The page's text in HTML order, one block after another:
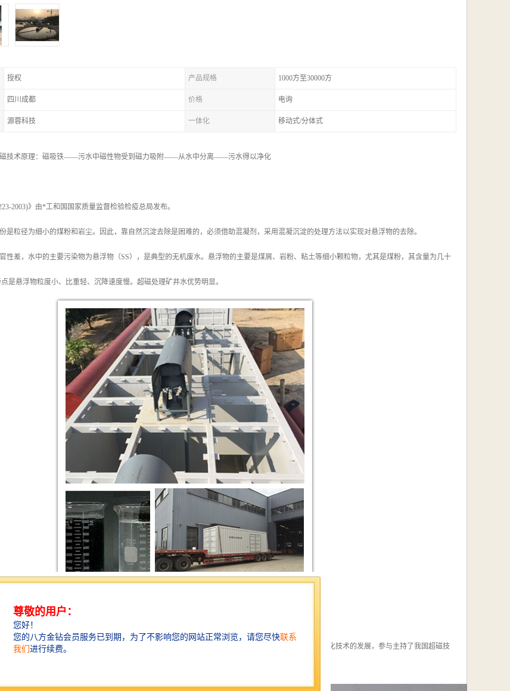
授权 产品规格 1000方至30000方
四川成都 价格 电询
源蓉科技 一体化 移动式/分体式
磁技术原理：磁吸铁——污水中磁性物受到磁力吸附——从水中分离——污水得以净化
2003)》由*工和国国家质量监督检验检疫总局发布。
是粒径为细小的煤粉和岩尘。因此，靠自然沉淀去除是困难的，必须借助混凝剂，采用混凝沉淀的处理方法以实现对悬浮物的去除。
性差，水中的主要污染物为悬浮物（SS），是典型的无机废水。悬浮物的主要是煤屑、岩粉、粘土等细小颗粒物，尤其是煤粉，其含量为几十
是悬浮物粒度小、比重轻、沉降速度慢。超磁处理矿井水优势明显。
超磁水污染治理成套设备的研发，设计，生产，销售及工程技术服务，主要技术人员熟知国内外超磁净化技术的发展，参与主持了我国超磁技